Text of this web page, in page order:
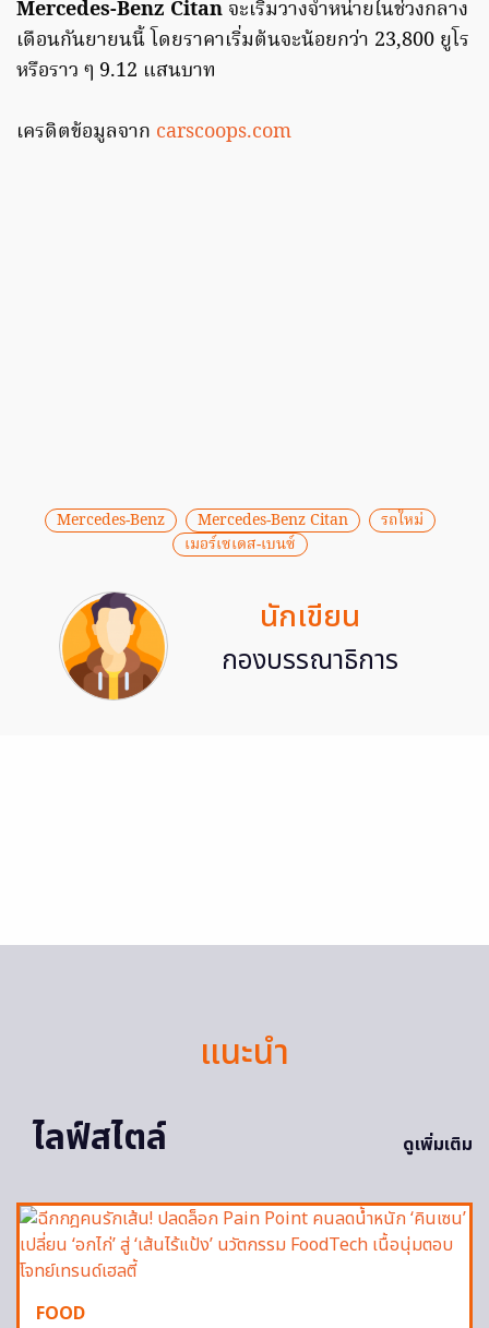
Mercedes-Benz Citan จะเริ่มวางจำหน่ายในช่วงกลาง
เดือนกันยายนนี้ โดยราคาเริ่มต้นจะน้อยกว่า 23,800 ยูโร
หรือราว ๆ 9.12 แสนบาท
เครดิตข้อมูลจาก carscoops.com
Mercedes-Benz Mercedes-Benz Citan
รถใหม่
เมอร์เซเดส-เบนซ์
นักเขียน
กองบรรณาธิการ
แนะนำ
ไลฟ์สไตล์
ดูเพิ่มเติม
FOOD